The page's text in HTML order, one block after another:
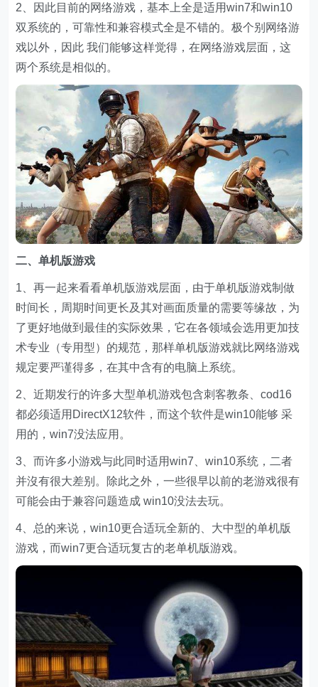
2、因此目前的网络游戏，基本上全是适用win7和win10
双系统的，可靠性和兼容模式全是不错的。极个别网络游
戏以外，因此 我们能够这样觉得，在网络游戏层面，这
两个系统是相似的。
二、单机版游戏
1、再一起来看看单机版游戏层面，由于单机版游戏制做
时间长，周期时间更长及其对画面质量的需要等缘故，为
了更好地做到最佳的实际效果，它在各领域会选用更加技
术专业（专用型）的规范，那样单机版游戏就比网络游戏
规定要严谨得多，在其中含有的电脑上系统。
2、近期发行的许多大型单机游戏包含刺客教条、cod16
都必须适用DirectX12软件，而这个软件是win10能够 采
用的，win7没法应用。
3、而许多小游戏与此同时适用win7、win10系统，二者
并沒有很大差别。除此之外，一些很早以前的老游戏很有
可能会由于兼容问题造成 win10没法去玩。
4、总的来说，win10更合适玩全新的、大中型的单机版
游戏，而win7更合适玩复古的老单机版游戏。